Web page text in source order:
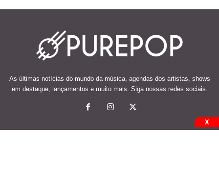
As últimas notícias do mundo da música, agendas dos artistas, shows
em destaque, lançamentos e muito mais. Siga nossas redes sociais.
X